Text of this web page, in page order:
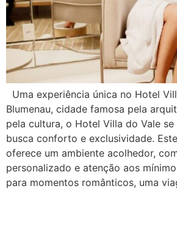
Uma experiência única no Hotel
Blumenau, cidade famosa pela
pela cultura, o Hotel Villa do Vale
busca conforto e exclusividade.
oferece um ambiente acolhedor,
personalizado e atenção aos
para momentos românticos, uma